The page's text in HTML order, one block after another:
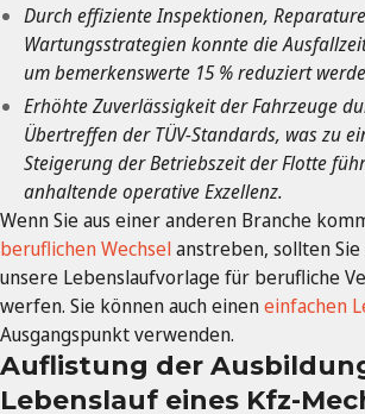
Durch effiziente Inspektionen,
Wartungsstrategien konnte die
um bemerkenswerte 15 % reduziert
Erhöhte Zuverlässigkeit der Fahrzeuge
Übertreffen der TÜV-Standards, was zu
Steigerung der Betriebszeit der Flotte
anhaltende operative Exzellenz.
Wenn Sie aus einer anderen Branche
beruflichen Wechselanstreben, sollten
unsere Lebenslaufvorlage für berufliche
werfen. Sie können auch eineneinfachen
Ausgangspunkt verwenden.
Auflistung der
Lebenslauf eines Kfz-